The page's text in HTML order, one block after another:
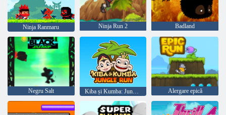
Ninja Ranmaru Ninja Run 2 Badland
Negru Salt Kiba și Kumba: Jungle Run Alergare epică